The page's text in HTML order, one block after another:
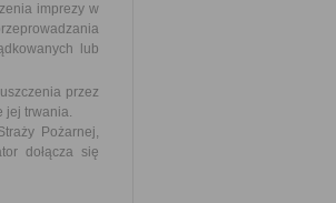
imprezy w
lub
przez
jej trwania.
Pożarnej,
dołącza się